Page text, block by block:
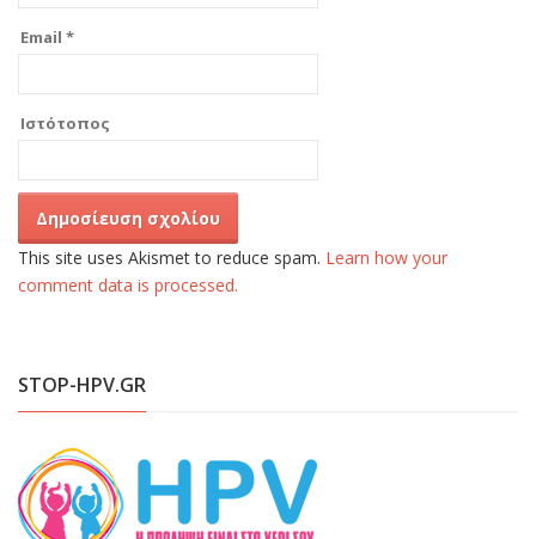
Email *
Ιστότοπος
This site uses Akismet to reduce spam. Learn how your
comment data is processed.
STOP-HPV.GR